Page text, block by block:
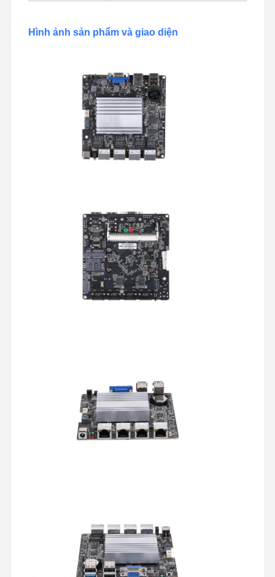
Hình ảnh sản phẩm và giao diện